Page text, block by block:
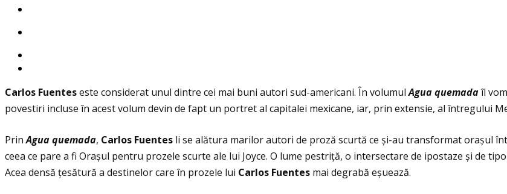
Carlos Fuenteseste considerat unul dintre cei mai buni autori sud-americani. În volumulAgua quemadaîl
povestiri incluse în acest volum devin de fapt un portret al capitalei mexicane, iar, prin extensie, al întregului
PrinAgua quemada, Carlos Fuentes li se alătura marilor autori de proză scurtă ce și-au transformat orașul
ceea ce pare a fi Orașul pentru prozele scurte ale lui Joyce. O lume pestriţă, o intersectare de ipostaze și de
Acea densă ţesătură a destinelor care în prozele lui Carlos Fuentes mai degrabă eșuează.